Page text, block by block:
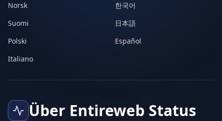
Norsk
한국어
Suomi
日本語
Polski
Español
Italiano
Über Entireweb Status